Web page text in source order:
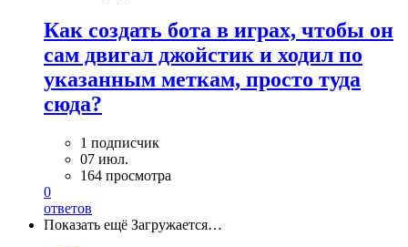
Как создать бота в играх, чтобы он
сам двигал джойстик и ходил по
указанным меткам, просто туда
сюда?
1 подписчик
07 июл.
164 просмотра
0
ответов
Показать ещё Загружается…